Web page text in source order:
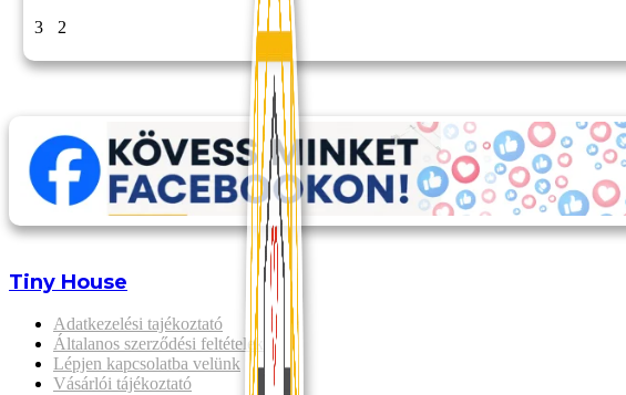
3 2
Tiny House
Adatkezelési tajékoztató
Általanos szerződési feltételek
Lépjen kapcsolatba velünk
Vásárlói tájékoztató